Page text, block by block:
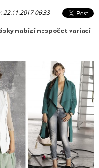
22.11.2017 06:33
nabízí nespočet variací